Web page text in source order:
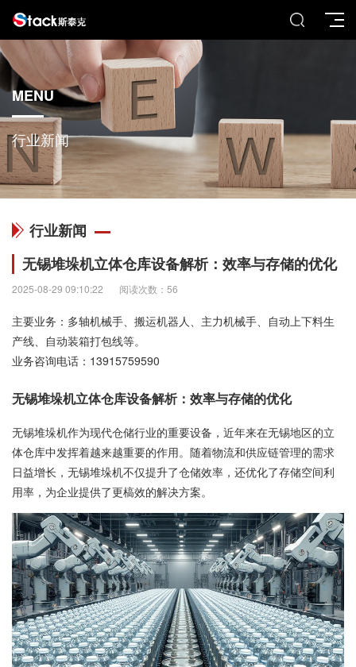
MENU
行业新闻
行业新闻
无锡堆垛机立体仓库设备解析：效率与存储的优化
2025-08-29 09:10:22 阅读次数：56
主要业务：多轴机械手、搬运机器人、主力机械手、自动上下料生
产线、自动装箱打包线等。
业务咨询电话： 13915759590
无锡堆垛机立体仓库设备解析：效率与存储的优化
无锡堆垛机作为现代仓储行业的重要设备，近年来在无锡地区的立
体仓库中发挥着越来越重要的作用。随着物流和供应链管理的需求
日益增长，无锡堆垛机不仅提升了仓储效率，还优化了存储空间利
用率，为企业提供了更槁效的解决方案。